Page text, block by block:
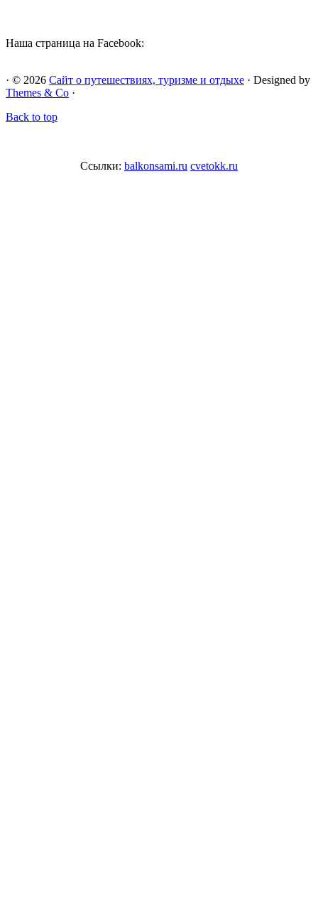
Наша страница на Facebook:
· © 2026 Сайт о путешествиях, туризме и отдыхе · Designed by
Themes & Co ·
Back to top
Ссылки: balkonsami.ru cvetokk.ru